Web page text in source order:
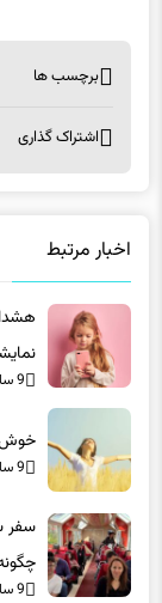
برچسب ها
اشتراک گذاری
اخبار مرتبط
9 ساعت پیش
9 ساعت پیش
9 ساعت پیش